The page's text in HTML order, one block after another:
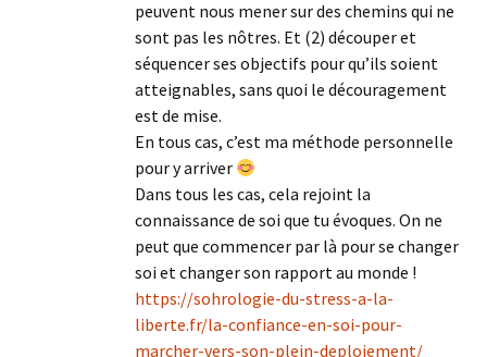
peuvent nous mener sur des chemins qui ne
sont pas les nôtres. Et (2) découper et
séquencer ses objectifs pour qu’ils soient
atteignables, sans quoi le découragement
est de mise.
En tous cas, c’est ma méthode personnelle
pour y arriver
Dans tous les cas, cela rejoint la
connaissance de soi que tu évoques. On ne
peut que commencer par là pour se changer
soi et changer son rapport au monde !
https://sohrologie-du-stress-a-la-
liberte.fr/la-confiance-en-soi-pour-
marcher-vers-son-plein-deploiement/